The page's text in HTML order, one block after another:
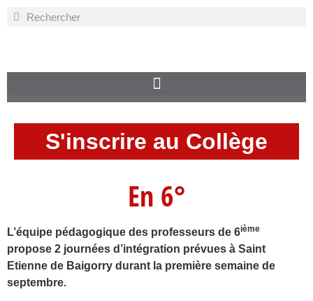
S'inscrire au Collège
En 6°
L’équipe pédagogique des professeurs de 6ième
propose 2 journées d’intégration prévues à Saint
Etienne de Baigorry durant la première semaine de
septembre.